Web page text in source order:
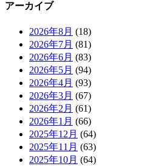
アーカイブ
2026年8月 (18)
2026年7月 (81)
2026年6月 (83)
2026年5月 (94)
2026年4月 (93)
2026年3月 (67)
2026年2月 (61)
2026年1月 (66)
2025年12月 (64)
2025年11月 (63)
2025年10月 (64)